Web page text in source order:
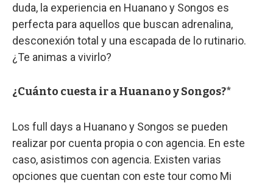
duda, la experiencia en Huanano y Songos es
perfecta para aquellos que buscan adrenalina,
desconexión total y una escapada de lo rutinario.
¿Te animas a vivirlo?
¿Cuánto cuesta ir a Huanano y Songos?*
Los full days a Huanano y Songos se pueden
realizar por cuenta propia o con agencia. En este
caso, asistimos con agencia. Existen varias
opciones que cuentan con este tour como Mi